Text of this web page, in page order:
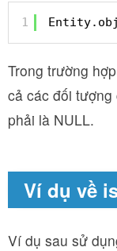
1
Trong trường
cả các đối tượng
phải là NULL.
Ví dụ về
Ví dụ sau sử